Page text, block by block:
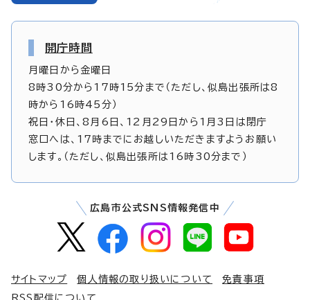
開庁時間
月曜日から金曜日
8時30分から17時15分まで（ただし、似島出張所は8
時から16時45分）
祝日・休日、8月6日、12月29日から1月3日は閉庁
窓口へは、17時までにお越しいただきますようお願い
します。（ただし、似島出張所は16時30分まで）
広島市公式SNS情報発信中
サイトマップ 個人情報の取り扱いについて
免責事項
RSS配信について